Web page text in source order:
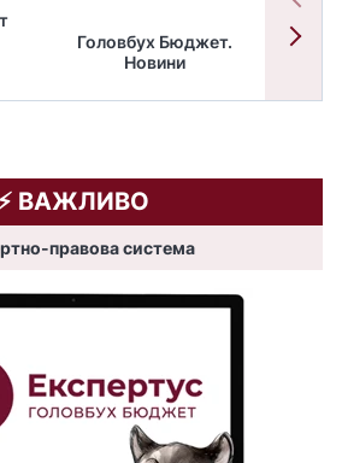
Головбух Бюджет.
Новини
ВАЖЛИВО
правова система